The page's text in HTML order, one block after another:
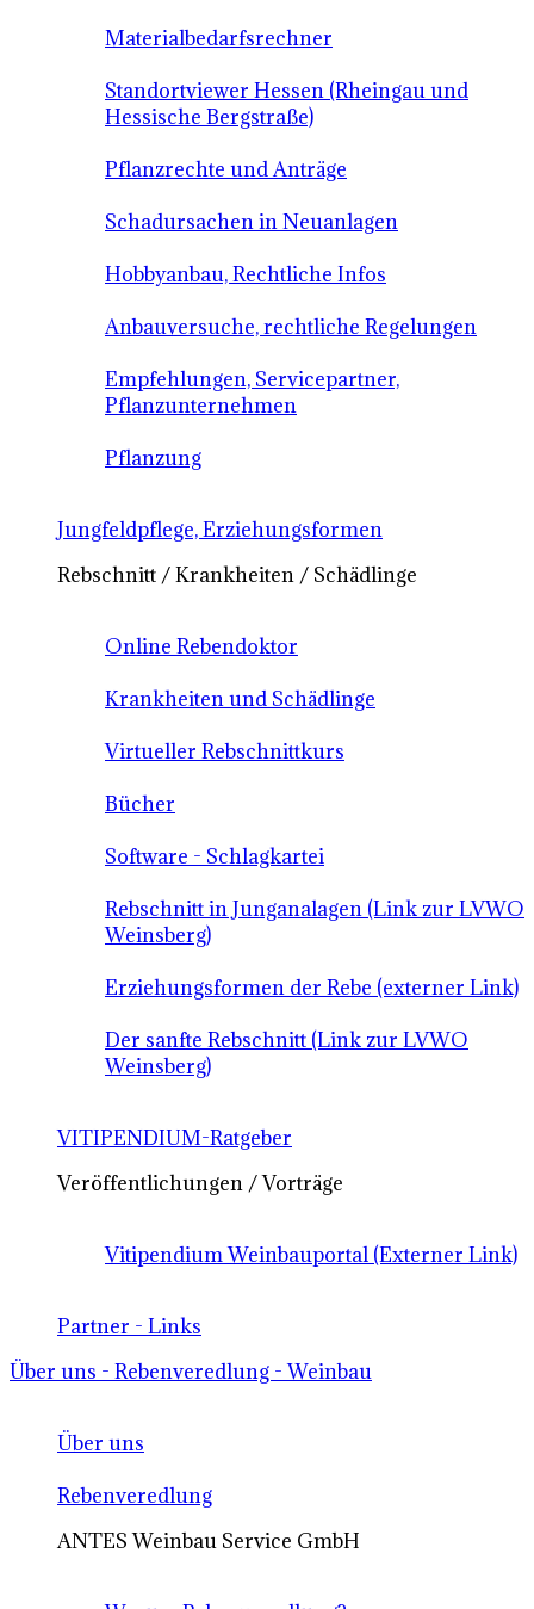
Materialbedarfsrechner
Standortviewer Hessen (Rheingau und
Hessische Bergstraße)
Pflanzrechte und Anträge
Schadursachen in Neuanlagen
Hobbyanbau, Rechtliche Infos
Anbauversuche, rechtliche Regelungen
Empfehlungen, Servicepartner,
Pflanzunternehmen
Pflanzung
Jungfeldpflege, Erziehungsformen
Rebschnitt / Krankheiten / Schädlinge
Online Rebendoktor
Krankheiten und Schädlinge
Virtueller Rebschnittkurs
Bücher
Software - Schlagkartei
Rebschnitt in Junganalagen (Link zur LVWO
Weinsberg)
Erziehungsformen der Rebe (externer Link)
Der sanfte Rebschnitt (Link zur LVWO
Weinsberg)
VITIPENDIUM-Ratgeber
Veröffentlichungen / Vorträge
Vitipendium Weinbauportal (Externer Link)
Partner - Links
Über uns - Rebenveredlung - Weinbau
Über uns
Rebenveredlung
ANTES Weinbau Service GmbH